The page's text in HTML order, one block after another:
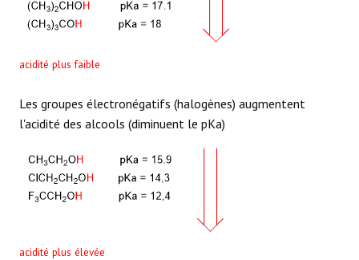
acidité plus faible
Les groupes électronégatifs (halogènes) augmentent
l'acidité des alcools (diminuent le pKa)
acidité plus élevée